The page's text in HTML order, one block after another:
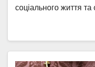
соціального життя